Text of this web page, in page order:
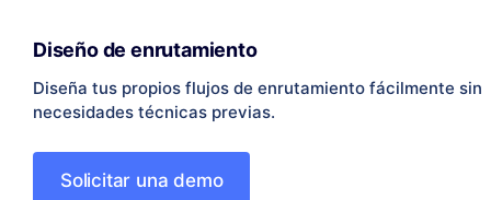
Diseño de enrutamiento
Diseña tus propios flujos de enrutamiento fácilmente sin
necesidades técnicas previas.
Solicitar una demo